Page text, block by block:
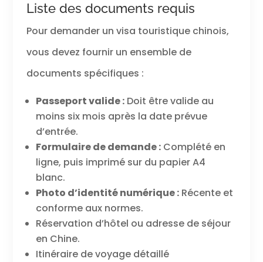
Liste des documents requis
Pour demander un visa touristique chinois,
vous devez fournir un ensemble de
documents spécifiques :
Passeport valide :Doit être valide au
moins six mois après la date prévue
d’entrée.
Formulaire de demande :Complété en
ligne, puis imprimé sur du papier A4
blanc.
Photo d’identité numérique :Récente et
conforme aux normes.
Réservation d’hôtel ou adresse de séjour
en Chine.
Itinéraire de voyage détaillé